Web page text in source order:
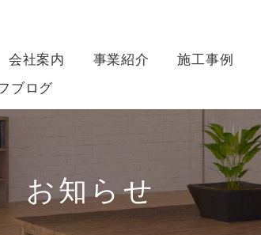
会社案内 事業紹介 施工事例
ブログ
お知らせ